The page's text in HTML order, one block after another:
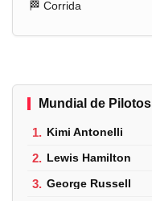
🏁 Corrida
Mundial de Pilotos
1. Kimi Antonelli
2. Lewis Hamilton
3. George Russell